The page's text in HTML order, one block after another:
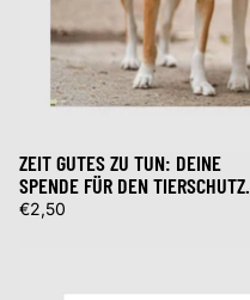
ZEIT GUTES ZU TUN: DEINE
SPENDE FÜR DEN TIERSCHUTZ.
€2,50